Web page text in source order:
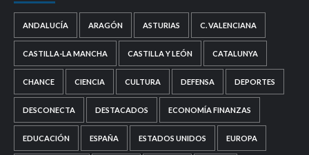
ANDALUCÍA ARAGÓN ASTURIAS C. VALENCIANA
CASTILLA-LA MANCHA CASTILLA Y LEÓN CATALUNYA
CHANCE CIENCIA CULTURA DEFENSA DEPORTES
DESCONECTA DESTACADOS ECONOMÍA FINANZAS
EDUCACIÓN ESPAÑA ESTADOS UNIDOS EUROPA